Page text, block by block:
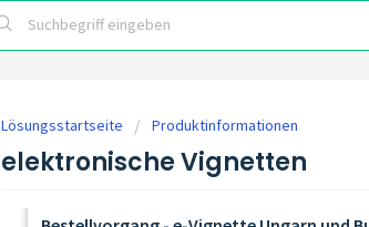
Lösungsstartseite Produktinformationen
elektronische Vignetten